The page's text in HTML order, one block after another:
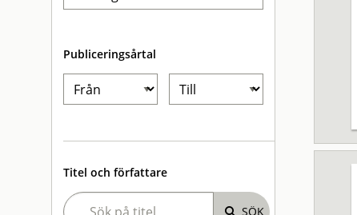
Publiceringsårtal
Titel och författare